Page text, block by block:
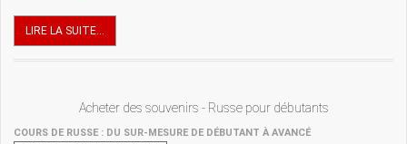
LIRE LA SUITE...
Acheter des souvenirs - Russe pour débutants
COURS DE RUSSE : DU SUR-MESURE DE DÉBUTANT À AVANCÉ